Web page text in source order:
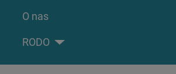
O nas
RODO